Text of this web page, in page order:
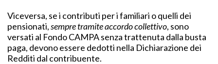
Viceversa, se i contributi per i familiari o quelli dei
pensionati,sempre tramite accordo collettivo, sono
versati al Fondo CAMPA senza trattenuta dalla busta
paga, devono essere dedotti nella Dichiarazione dei
Redditi dal contribuente.